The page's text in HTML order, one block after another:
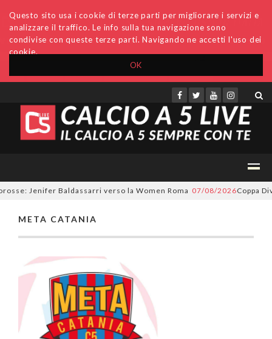
OK
Questo sito usa i cookie di terze parti per migliorare i servizi e
analizzare il traffico. Le info sulla tua navigazione sono
condivise con queste terze parti. Navigando ne accetti l'uso dei
cookie.
Accedi Archivio Invio comunicati Redazione
Jenifer Baldassarri verso la Women Roma 07/08/2026 Coppa
META CATANIA